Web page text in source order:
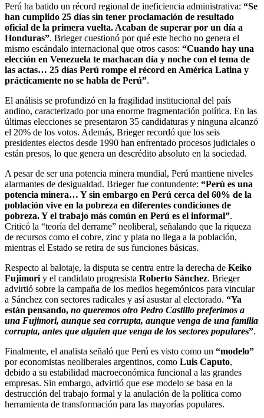
Perú ha batido un récord regional de ineficiencia administrativa: “Se
han cumplido 25 días sin tener proclamación de resultado
oficial de la primera vuelta. Acaban de superar por un día a
Honduras”. Brieger cuestionó por qué este hecho no genera el
mismo escándalo internacional que otros casos: “Cuando hay una
elección en Venezuela te machacan día y noche con el tema de
las actas… 25 días Perú rompe el récord en América Latina y
prácticamente no se habla de Perú”.
El análisis se profundizó en la fragilidad institucional del país
andino, caracterizado por una enorme fragmentación política. En las
últimas elecciones se presentaron 35 candidaturas y ninguna alcanzó
el 20% de los votos. Además, Brieger recordó que los seis
presidentes electos desde 1990 han enfrentado procesos judiciales o
están presos, lo que genera un descrédito absoluto en la sociedad.
A pesar de ser una potencia minera mundial, Perú mantiene niveles
alarmantes de desigualdad. Brieger fue contundente: “Perú es una
potencia minera… Y sin embargo en Perú cerca del 60% de la
población vive en la pobreza en diferentes condiciones de
pobreza. Y el trabajo más común en Perú es el informal”.
Criticó la “teoría del derrame” neoliberal, señalando que la riqueza
de recursos como el cobre, zinc y plata no llega a la población,
mientras el Estado se retira de sus funciones básicas.
Respecto al balotaje, la disputa se centra entre la derecha de Keiko
Fujimori y el candidato progresista Roberto Sánchez. Brieger
advirtió sobre la campaña de los medios hegemónicos para vincular
a Sánchez con sectores radicales y así asustar al electorado. “Ya
están pensando, no queremos otro Pedro Castillo preferimos a
una Fujimori, aunque sea corrupta, aunque venga de una familia
corrupta, antes que alguien que venga de los sectores populares”.
Finalmente, el analista señaló que Perú es visto como un “modelo”
por economistas neoliberales argentinos, como Luis Caputo,
debido a su estabilidad macroeconómica funcional a las grandes
empresas. Sin embargo, advirtió que ese modelo se basa en la
destrucción del trabajo formal y la anulación de la política como
herramienta de transformación para las mayorías populares.